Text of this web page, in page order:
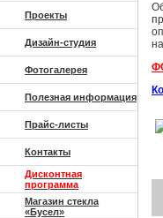
Проекты
Дизайн-студия
Фотогалерея
Полезная информация
Прайс-листы
Контакты
Дисконтная
программа
Магазин стекла
«Бусел»